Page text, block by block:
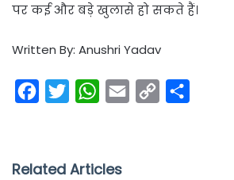
पर कई और बड़े खुलासे हो सकते हैं।
Written By: Anushri Yadav
e
t
W
t
Related Articles